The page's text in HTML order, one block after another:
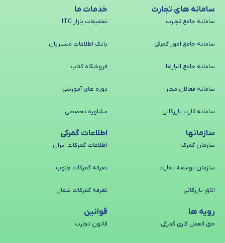
سامانه های تجارت
سامانه جامع تجارت
سامانه جامع امور گمرکی
سامانه جامع انبارها
سامانه فعالان مجاز
سامانه کارت بازرگانی
خدمات ما
تحقیقات بازار ITC
بانک اطلاعات مشتریان
فروشگاه کتاب
دوره های آموزشی
مشاوره تخصصی
سازمانها
سازمان گمرک
سازمان توسعه تجارت
اتاق بازرگانی
اطلاعات گمرکی
اطلاعات گمرکات ایران
تعرفه گمرکات جنوب
تعرفه گمرکات شمال
رویه ها
حق العمل کاری گمرکی
قوانین
قانون تجارت